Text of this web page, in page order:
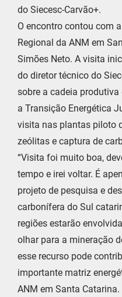
do Siecesc-Carvão+.
O encontro contou com
Regional da ANM em
Simões Neto. A visita
do diretor técnico do
sobre a cadeia
a Transição Energética
visita nas plantas piloto
zeólitas e captura de
“Visita foi muito boa,
tempo e irei voltar. É
projeto de pesquisa e
carbonífera do Sul
regiões estarão
olhar para a mineração
esse recurso pode
importante matriz
ANM em Santa